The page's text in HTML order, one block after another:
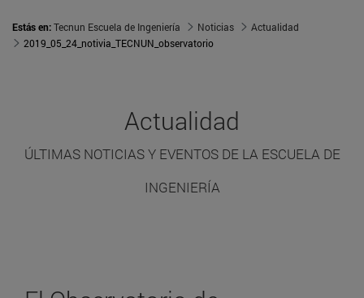
Estás en:Tecnun Escuela de Ingeniería Noticias
Actualidad
2019_05_24_notivia_TECNUN_observatorio
Actualidad
ÚLTIMAS NOTICIAS Y EVENTOS DE LA ESCUELA DE
INGENIERÍA